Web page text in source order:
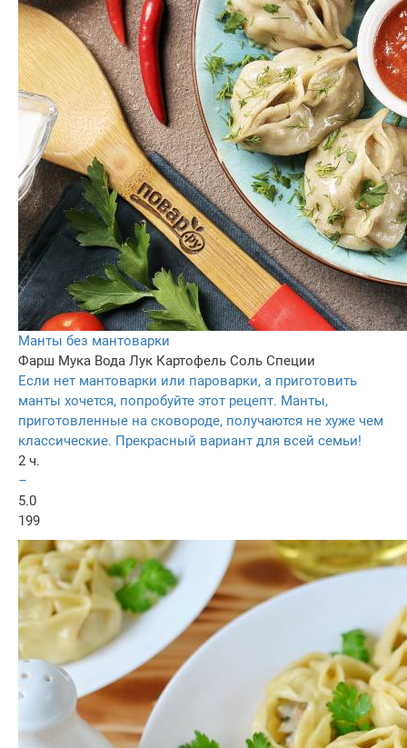
Манты без мантоварки
Фарш Мука Вода Лук Картофель Соль Специи
Если нет мантоварки или пароварки, а приготовить
манты хочется, попробуйте этот рецепт. Манты,
приготовленные на сковороде, получаются не хуже чем
классические. Прекрасный вариант для всей семьи!
2 ч.
–
5.0
199